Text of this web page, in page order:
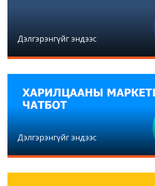
Дэлгэрэнгүйг эндээс
Дэлгэрэнгүйг эндээс